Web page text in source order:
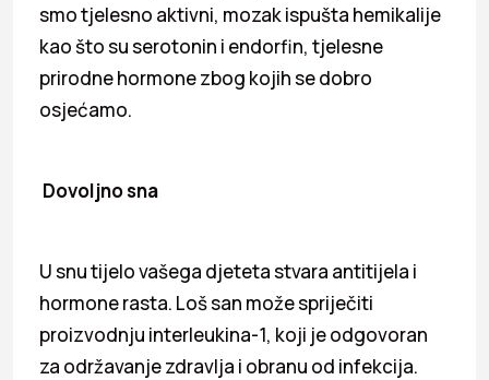
smo tjelesno aktivni, mozak ispušta hemikalije
kao što su serotonin i endorfin, tjelesne
prirodne hormone zbog kojih se dobro
osjećamo.
Dovoljno sna
U snu tijelo vašega djeteta stvara antitijela i
hormone rasta. Loš san može spriječiti
proizvodnju interleukina-1, koji je odgovoran
za održavanje zdravlja i obranu od infekcija.